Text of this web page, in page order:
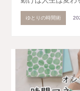
ゆとりの時間術